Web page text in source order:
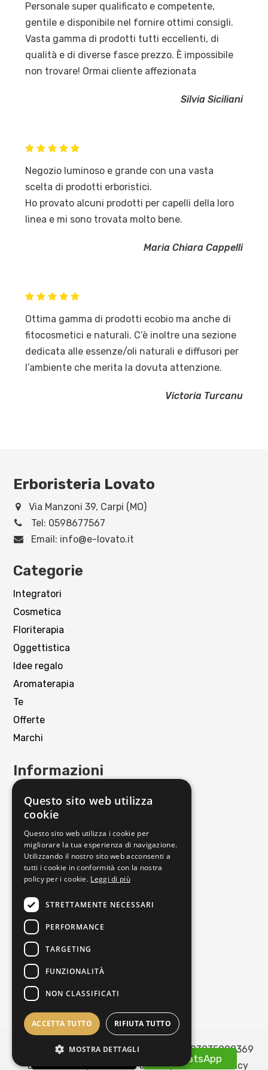
Personale super qualificato e competente,
gentile e disponibile nel fornire ottimi consigli.
Vasta gamma di prodotti tutti eccellenti, di
qualità e di diverse fasce prezzo. È impossibile
non trovare! Ormai cliente affezionata
Silvia Siciliani
Negozio luminoso e grande con una vasta
scelta di prodotti erboristici.
Ho provato alcuni prodotti per capelli della loro
linea e mi sono trovata molto bene.
Maria Chiara Cappelli
Ottima gamma di prodotti ecobio ma anche di
fitocosmetici e naturali. C’è inoltre una sezione
dedicata alle essenze/oli naturali e diffusori per
l’ambiente che merita la dovuta attenzione.
Victoria Turcanu
Erboristeria Lovato
Via Manzoni 39, Carpi (MO)
Tel: 0598677567
Email: info@e-lovato.it
Categorie
Integratori
Cosmetica
Floriterapia
Oggettistica
Idee regalo
Aromaterapia
Te
Offerte
Marchi
Informazioni
Punto Vendita
Cookie policy
Termini e condizioni
Richiedi reso
Orari di apertura
Lunedì
16:00-19:30
Martedì
09:30-13:00 | 16:00-19:30
Giovedì
09:30-13:00 | 16:00-19:30
Venerdì
09:30-13:00 | 16:00-19:30
Copyright © Erboristeria Lovato - P.Iva 03935900369
- È vietata la riproduzione anche parziale -Privacy
​​ WhatsApp
Questo sito web utilizza
cookie
Questo sito web utilizza i cookie per
migliorare la tua esperienza di navigazione.
Utilizzando il nostro sito web acconsenti a
tutti i cookie in conformità con la nostra
policy per i cookie. Leggi di più
STRETTAMENTE NECESSARI
PERFORMANCE
TARGETING
FUNZIONALITÀ
NON CLASSIFICATI
ACCETTA TUTTO RIFIUTA TUTTO
MOSTRA DETTAGLI